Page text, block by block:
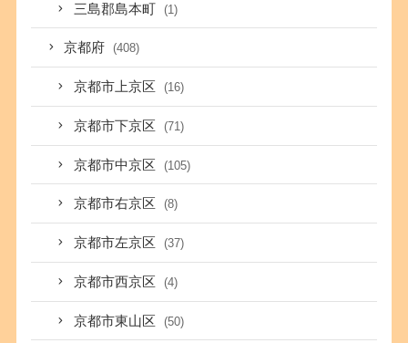
三島郡島本町 (1)
京都府 (408)
京都市上京区 (16)
京都市下京区 (71)
京都市中京区 (105)
京都市右京区 (8)
京都市左京区 (37)
京都市西京区 (4)
京都市東山区 (50)